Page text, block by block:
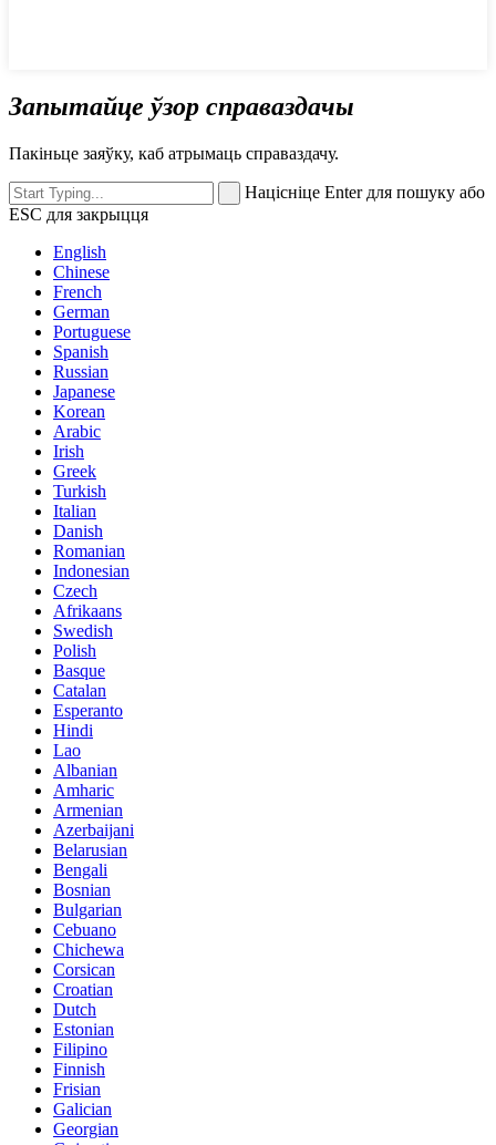
Запытайце ўзор справаздачы
Пакіньце заяўку, каб атрымаць справаздачу.
Націсніце Enter для пошуку або
ESC для закрыцця
English
Chinese
French
German
Portuguese
Spanish
Russian
Japanese
Korean
Arabic
Irish
Greek
Turkish
Italian
Danish
Romanian
Indonesian
Czech
Afrikaans
Swedish
Polish
Basque
Catalan
Esperanto
Hindi
Lao
Albanian
Amharic
Armenian
Azerbaijani
Belarusian
Bengali
Bosnian
Bulgarian
Cebuano
Chichewa
Corsican
Croatian
Dutch
Estonian
Filipino
Finnish
Frisian
Galician
Georgian